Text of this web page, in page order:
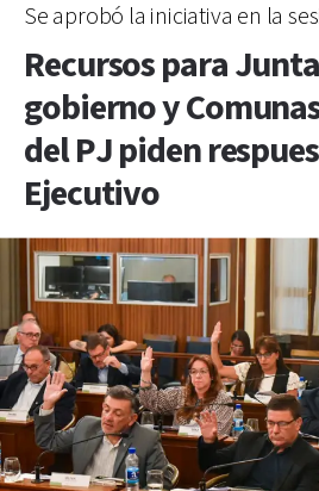
Se aprobó la iniciativa en la
Recursos para
gobierno y
del PJ piden
Ejecutivo